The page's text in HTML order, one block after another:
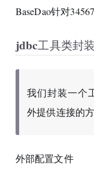
BaseDao针对
jdbc工具类封
我们封装一个
外提供连接的
外部配置文件